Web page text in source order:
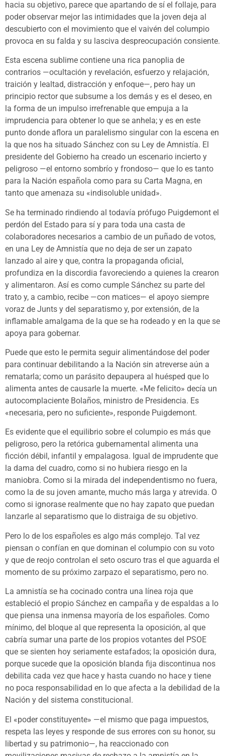
hacia su objetivo, parece que apartando de sí el follaje, para
poder observar mejor las intimidades que la joven deja al
descubierto con el movimiento que el vaivén del columpio
provoca en su falda y su lasciva despreocupación consiente.
Esta escena sublime contiene una rica panoplia de
contrarios —ocultación y revelación, esfuerzo y relajación,
traición y lealtad, distracción y enfoque—, pero hay un
principio rector que subsume a los demás y es el deseo, en
la forma de un impulso irrefrenable que empuja a la
imprudencia para obtener lo que se anhela; y es en este
punto donde aflora un paralelismo singular con la escena en
la que nos ha situado Sánchez con su Ley de Amnistía. El
presidente del Gobierno ha creado un escenario incierto y
peligroso —el entorno sombrío y frondoso— que lo es tanto
para la Nación española como para su Carta Magna, en
tanto que amenaza su «indisoluble unidad».
Se ha terminado rindiendo al todavía prófugo Puigdemont el
perdón del Estado para sí y para toda una casta de
colaboradores necesarios a cambio de un puñado de votos,
en una Ley de Amnistía que no deja de ser un zapato
lanzado al aire y que, contra la propaganda oficial,
profundiza en la discordia favoreciendo a quienes la crearon
y alimentaron. Así es como cumple Sánchez su parte del
trato y, a cambio, recibe —con matices— el apoyo siempre
voraz de Junts y del separatismo y, por extensión, de la
inflamable amalgama de la que se ha rodeado y en la que se
apoya para gobernar.
Puede que esto le permita seguir alimentándose del poder
para continuar debilitando a la Nación sin atreverse aún a
rematarla; como un parásito depaupera al huésped que lo
alimenta antes de causarle la muerte. «Me felicito» decía un
autocomplaciente Bolaños, ministro de Presidencia. Es
«necesaria, pero no suficiente», responde Puigdemont.
Es evidente que el equilibrio sobre el columpio es más que
peligroso, pero la retórica gubernamental alimenta una
ficción débil, infantil y empalagosa. Igual de imprudente que
la dama del cuadro, como si no hubiera riesgo en la
maniobra. Como si la mirada del independentismo no fuera,
como la de su joven amante, mucho más larga y atrevida. O
como si ignorase realmente que no hay zapato que puedan
lanzarle al separatismo que lo distraiga de su objetivo.
Pero lo de los españoles es algo más complejo. Tal vez
piensan o confían en que dominan el columpio con su voto
y que de reojo controlan el seto oscuro tras el que aguarda el
momento de su próximo zarpazo el separatismo, pero no.
La amnistía se ha cocinado contra una línea roja que
estableció el propio Sánchez en campaña y de espaldas a lo
que piensa una inmensa mayoría de los españoles. Como
mínimo, del bloque al que representa la oposición, al que
cabría sumar una parte de los propios votantes del PSOE
que se sienten hoy seriamente estafados; la oposición dura,
porque sucede que la oposición blanda fija discontinua nos
debilita cada vez que hace y hasta cuando no hace y tiene
no poca responsabilidad en lo que afecta a la debilidad de la
Nación y del sistema constitucional.
El «poder constituyente» —el mismo que paga impuestos,
respeta las leyes y responde de sus errores con su honor, su
libertad y su patrimonio—, ha reaccionado con